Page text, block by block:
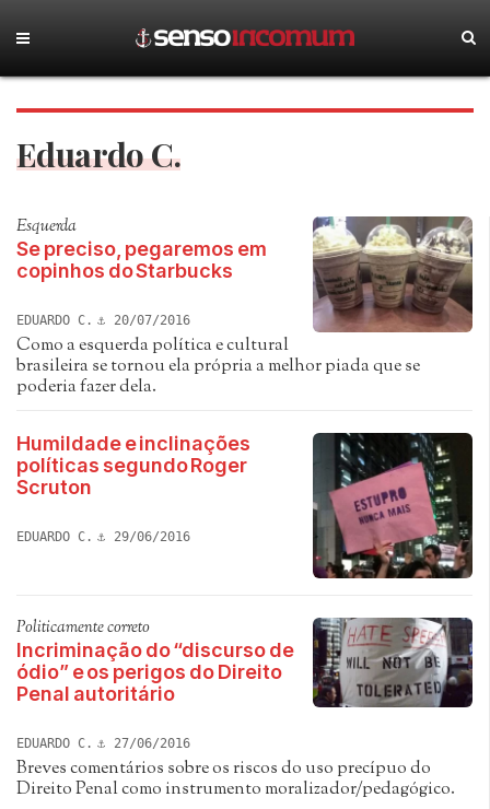
Eduardo C.
Esquerda
Se preciso, pegaremos em
copinhos do Starbucks
EDUARDO C. 20/07/2016
Como a esquerda política e cultural
brasileira se tornou ela própria a melhor piada que se
poderia fazer dela.
Humildade e inclinações
políticas segundo Roger
Scruton
EDUARDO C. 29/06/2016
Politicamente correto
Incriminação do “discurso de
ódio” e os perigos do Direito
Penal autoritário
EDUARDO C. 27/06/2016
Breves comentários sobre os riscos do uso precípuo do
Direito Penal como instrumento moralizador/pedagógico.